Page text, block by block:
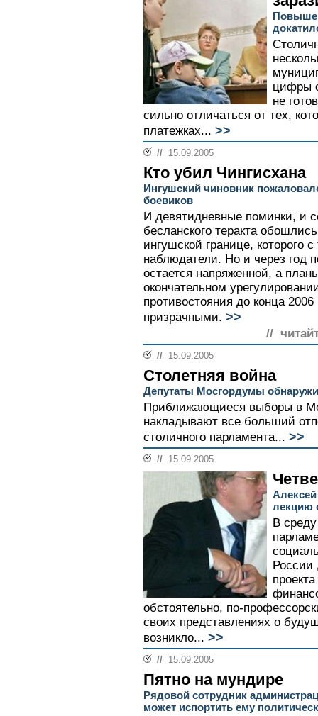
цифры
не
сильно отличаться от тех,
платежках... >>
// 15.09.2005
Кто убил Чингисхана
Ингушский чиновник
боевиков
И девятидневные поминки, и
бесланского теракта
ингушской границе, которого
наблюдатели. Но и через год
остается напряженной, а
окончательном
противостояния до конца
призрачными. >>
//
// 15.09.2005
Столетняя война
Депутаты Мосгордумы
Приближающиеся выборы в
накладывают все больший
столичного парламента... >>
// 15.09.2005
лекцию
В
России
обстоятельно, по-
своих представлениях о
возникло... >>
// 15.09.2005
Пятно на мундире
Рядовой сотрудник
может испортить ему